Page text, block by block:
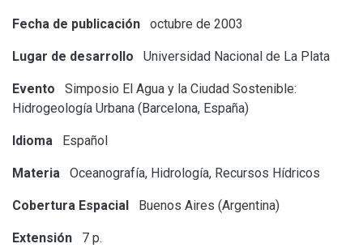
Fecha de publicación octubre de 2003
Lugar de desarrollo Universidad Nacional de La Plata
Evento
Simposio El Agua y la Ciudad Sostenible:
Hidrogeología Urbana (Barcelona, España)
Idioma Español
Materia Oceanografía, Hidrología, Recursos Hídricos
Cobertura Espacial Buenos Aires (Argentina)
Extensión 7 p.